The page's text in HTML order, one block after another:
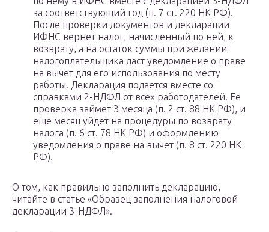
за соответствующий год (п. 7 ст. 220 НК РФ).
После проверки документов и декларации
ИФНС вернет налог, начисленный по ней, к
возврату, а на остаток суммы при желании
налогоплательщика даст уведомление о праве
на вычет для его использования по месту
работы. Декларация подается вместе со
справками 2-НДФЛ от всех работодателей. Ее
проверка займет 3 месяца (п. 2 ст. 88 НК РФ), и
еще месяц уйдет на процедуры по возврату
налога (п. 6 ст. 78 НК РФ) и оформлению
уведомления о праве на вычет (п. 8 ст. 220 НК
РФ).
О том, как правильно заполнить декларацию,
читайте в статье «Образец заполнения налоговой
декларации 3-НДФЛ».